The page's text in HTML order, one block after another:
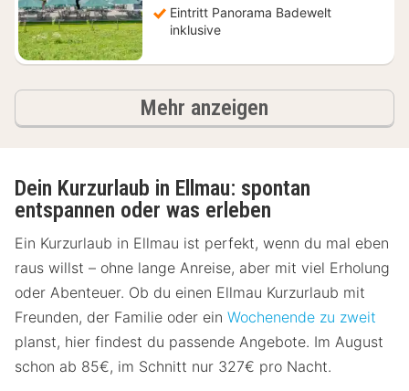
Eintritt Panorama Badewelt
inklusive
Mehr anzeigen
Dein Kurzurlaub in Ellmau: spontan
entspannen oder was erleben
Ein Kurzurlaub in Ellmau ist perfekt, wenn du mal eben
raus willst – ohne lange Anreise, aber mit viel Erholung
oder Abenteuer. Ob du einen Ellmau Kurzurlaub mit
Freunden, der Familie oder ein Wochenende zu zweit
planst, hier findest du passende Angebote. Im August
schon ab 85€, im Schnitt nur 327€ pro Nacht.